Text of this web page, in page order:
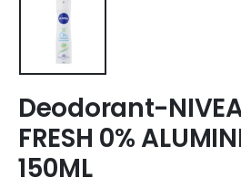
Deodorant-NIVEA
FRESH 0%
150ML